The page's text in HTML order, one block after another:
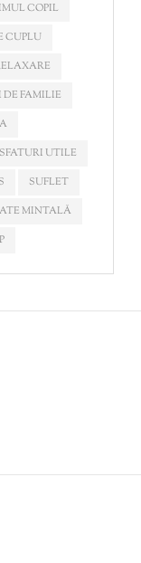
COPIL
CUPLU
FAMILIE
SFATURI UTILE
SUFLET
MINTALĂ